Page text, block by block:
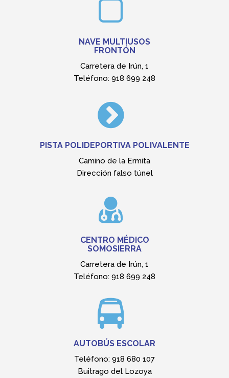
CENTRO MÉDICO
SOMOSIERRA
Carretera de Irún, 1
Teléfono: 918 699 248
AUTOBÚS ESCOLAR
Teléfono: 918 680 107
Buitrago del Lozoya
INFORMACIÓN DE UTILIDAD